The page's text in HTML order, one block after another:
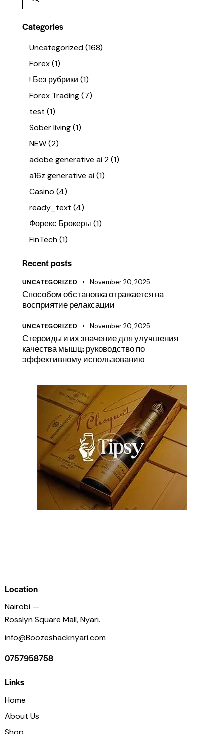
Categories
Uncategorized(168)
Forex(1)
! Без рубрики (1)
Forex Trading(7)
test (1)
Sober living(1)
NEW(2)
adobe generative ai 2(1)
a16z generative ai(1)
Casino (4)
ready_text (4)
Форекс Брокеры (1)
FinTech(1)
Recent posts
UNCATEGORIZED November 20, 2025
Способом обстановка отражается на
восприятие релаксации
UNCATEGORIZED November 20, 2025
Стероиды и их значение для улучшения
качества мышц: руководство по
эффективному использованию
Location
Nairobi —
Rosslyn Square Mall, Nyari.
info@Boozeshacknyari.com
0757958758
Links
Home
About Us